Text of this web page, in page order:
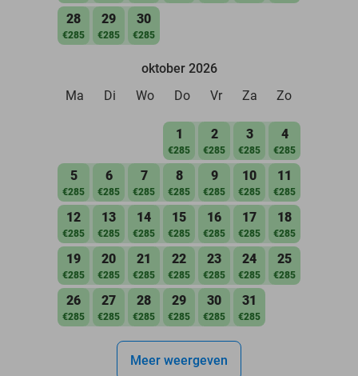
28
€285
29
€285
30
€285
oktober 2026
Ma
Di Wo Do Vr Za Zo
1
€285
2
€285
3
€285
4
€285
5
€285
6
€285
7
€285
8
€285
9
€285
10
€285
11
€285
12
€285
13
€285
14
€285
15
€285
16
€285
17
€285
18
€285
19
€285
20
€285
21
€285
22
€285
23
€285
24
€285
25
€285
26
€285
27
€285
28
€285
29
€285
30
€285
31
€285
Meer weergeven